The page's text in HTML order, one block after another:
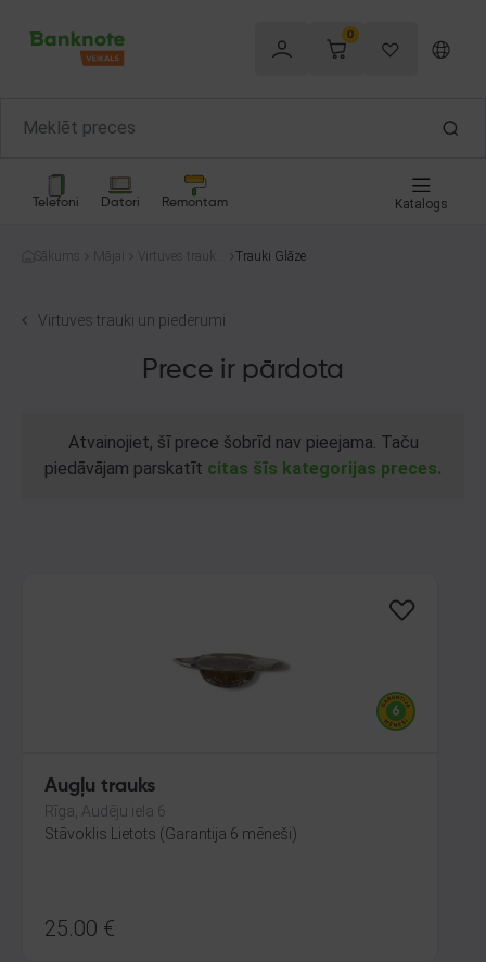
0
Telefoni Datori Remontam Katalogs
Sākums Mājai
Virtuves trauki
Trauki Glāze
Virtuves trauki un piederumi
Prece ir pārdota
Atvainojiet, šī prece šobrīd nav pieejama. Taču
piedāvājam parskatīt citas šīs kategorijas preces.
Augļu trauks
Rīga, Audēju iela 6
Stāvoklis Lietots (Garantija 6 mēneši)
25.00 €